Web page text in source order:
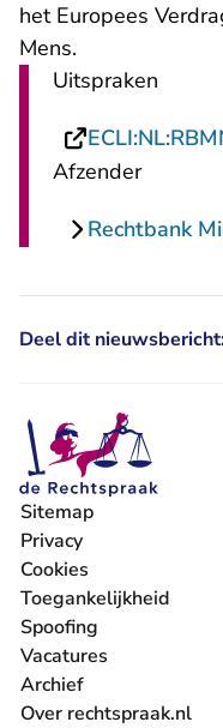
het Europees
Mens.
Uitspraken
Afzender
Rechtbank
Deel dit
Sitemap
Privacy
Cookies
Toegankelijkheid
Spoofing
Vacatures
- U verlaat
Archief
Over rechtspraak.nl